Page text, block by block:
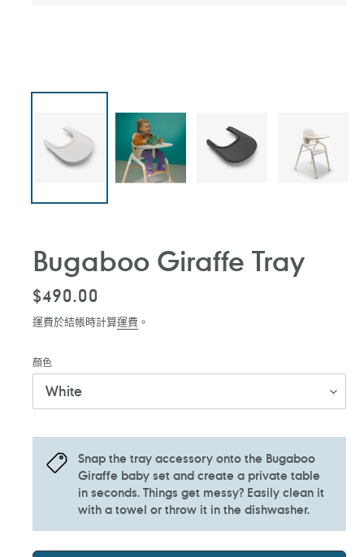
Bugaboo Giraffe Tray
定
價
$490.00
運費於結帳時計算運費 。
顏色
Snap the tray accessory onto the Bugaboo
Giraffe baby set and create a private table
in seconds. Things get messy? Easily clean it
with a towel or throw it in the dishwasher.